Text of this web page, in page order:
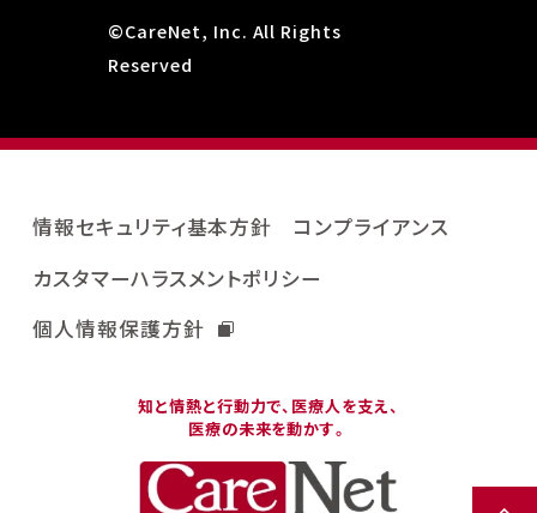
©CareNet, Inc. All Rights
Reserved
知と情熱と行動力で、医療人を支え、
医療の未来を動かす。
情報セキュリティ基本方針
コンプライアンス
カスタマーハラスメントポリシー
個人情報保護方針